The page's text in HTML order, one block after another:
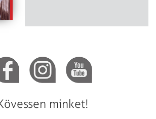
minket!